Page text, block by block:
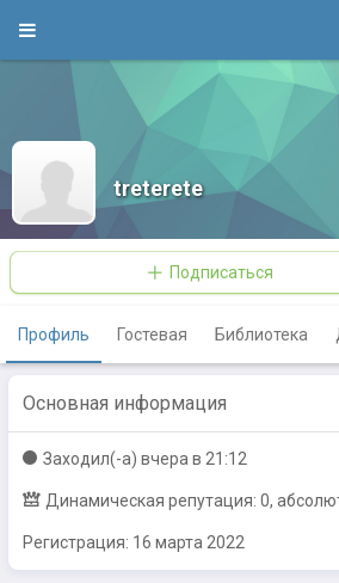
treterete
Подписаться
Профиль Гостевая Библиотека
Основная информация
Заходил(-a) вчера в 21:12
Динамическая репутация: 0,
Регистрация: 16 марта 2022